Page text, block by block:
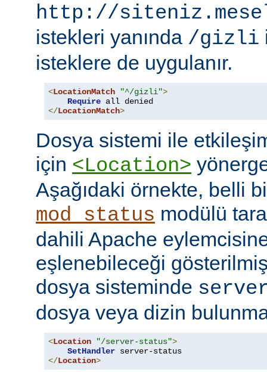
http://
istekleri yanında /gizli
isteklere de uygulanır.
<LocationMatch "^/gizli">
Require
</LocationMatch>
Dosya sistemi ile
için <Location>
Aşağıdaki örnekte, belli
mod_status modülü
dahili Apache
eşlenebileceği
dosya sisteminde
dosya veya dizin
<Location "/server-status">
SetHandler
</Location>